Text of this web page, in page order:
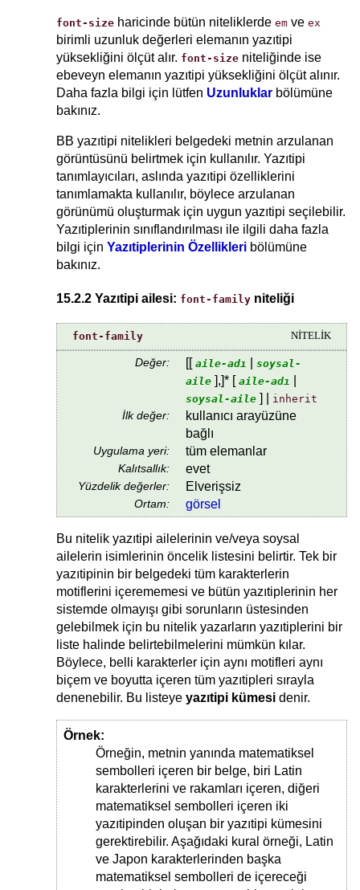
font-size haricinde bütün niteliklerde em ve ex
birimli uzunluk değerleri elemanın yazıtipi
yüksekliğini ölçüt alır. font-size niteliğinde ise
ebeveyn elemanın yazıtipi yüksekliğini ölçüt alınır.
Daha fazla bilgi için lütfen Uzunluklar bölümüne
bakınız.
BB yazıtipi nitelikleri belgedeki metnin arzulanan
görüntüsünü belirtmek için kullanılır. Yazıtipi
tanımlayıcıları, aslında yazıtipi özelliklerini
tanımlamakta kullanılır, böylece arzulanan
görünümü oluşturmak için uygun yazıtipi seçilebilir.
Yazıtiplerinin sınıflandırılması ile ilgili daha fazla
bilgi için Yazıtiplerinin Özellikleri bölümüne
bakınız.
15.2.2 Yazıtipi ailesi: font-family niteliği
font-family NİTELİK
Değer: [[ aile-adı
soysal-
aile ],]* [ aile-adı
soysal-aile ] | inherit
İlk değer:
kullanıcı arayüzüne
bağlı
Uygulama yeri: tüm elemanlar
Kalıtsallık: evet
Yüzdelik değerler: Elverişsiz
Ortam: görsel
Bu nitelik yazıtipi ailelerinin ve/veya soysal
ailelerin isimlerinin öncelik listesini belirtir. Tek bir
yazıtipinin bir belgedeki tüm karakterlerin
motiflerini içerememesi ve bütün yazıtiplerinin her
sistemde olmayışı gibi sorunların üstesinden
gelebilmek için bu nitelik yazarların yazıtiplerini bir
liste halinde belirtebilmelerini mümkün kılar.
Böylece, belli karakterler için aynı motifleri aynı
biçem ve boyutta içeren tüm yazıtipleri sırayla
denenebilir. Bu listeye yazıtipi kümesi denir.
Örnek:
Örneğin, metnin yanında matematiksel
sembolleri içeren bir belge, biri Latin
karakterlerini ve rakamları içeren, diğeri
matematiksel sembolleri içeren iki
yazıtipinden oluşan bir yazıtipi kümesini
gerektirebilir. Aşağıdaki kural örneği, Latin
ve Japon karakterlerinden başka
matematiksel sembolleri de içereceği